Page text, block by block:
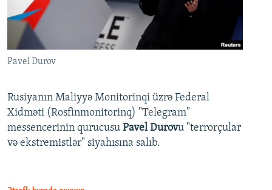
Pavel Durov
Rusiyanın Maliyyə Monitorinqi üzrə Federal
Xidməti (Rosfinmonitorinq) "Telegram"
messencerinin qurucusu Pavel Durovu "terrorçular
və ekstremistlər" siyahısına salıb.